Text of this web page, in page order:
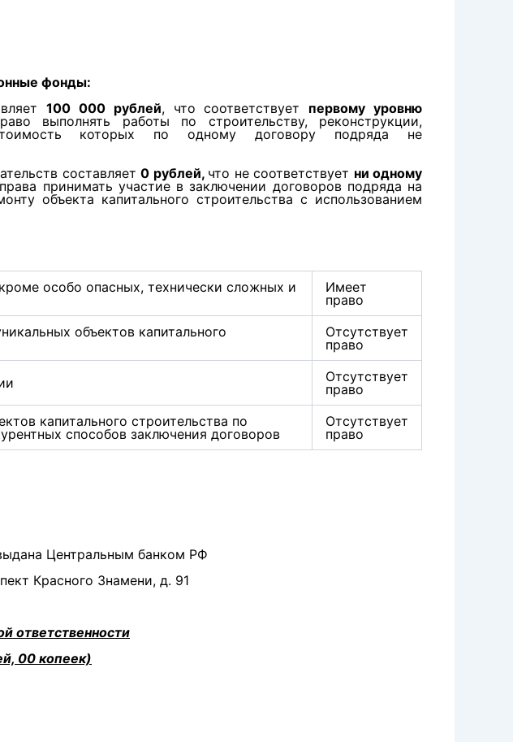
фонды:
100 000 рублей, что соответствует первому уровню
выполнять работы по строительству, реконструкции,
стоимость которых по одному договору подряда не
составляет 0 рублей, что не соответствует ни одному
принимать участие в заключении договоров подряда на
объекта капитального строительства с использованием
особо опасных, технически сложных и
Имеет
право
объектов капитального
Отсутствует
право
Отсутствует
право
капитального строительства по
способов заключения договоров
Отсутствует
право
Центральным банком РФ
Красного Знамени, д. 91
ответственности
00 копеек)